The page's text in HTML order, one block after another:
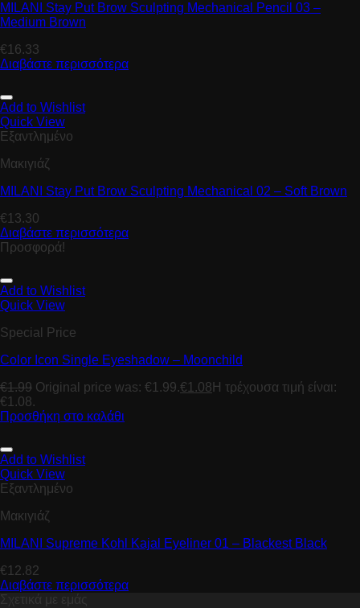
MILANI Stay Put Brow Sculpting Mechanical Pencil 03 –
Medium Brown
€16.33
Διαβάστε περισσότερα
Add to Wishlist
Quick View
Εξαντλημένο
Μακιγιάζ
MILANI Stay Put Brow Sculpting Mechanical 02 – Soft Brown
€13.30
Διαβάστε περισσότερα
Προσφορά!
Add to Wishlist
Quick View
Special Price
Color Icon Single Eyeshadow – Moonchild
€1.99 Original price was: €1.99.€1.08 Η τρέχουσα τιμή είναι:
€1.08.
Προσθήκη στο καλάθι
Add to Wishlist
Quick View
Εξαντλημένο
Μακιγιάζ
MILANI Supreme Kohl Kajal Eyeliner 01 – Blackest Black
€12.82
Διαβάστε περισσότερα
Σχετικά με εμάς